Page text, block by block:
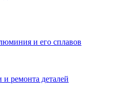
и его сплавов
ремонта деталей